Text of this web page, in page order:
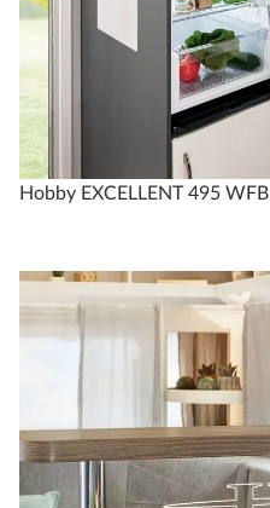
Hobby EXCELLENT 495 WFB